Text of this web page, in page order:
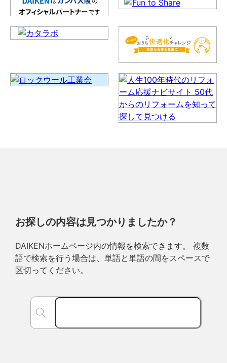
お探しの内容は見つかりましたか？
DAIKENホームページ内の情報を検索できます。 複数
語で検索を行う場合は、単語と単語の間をスペースで
区切ってください。